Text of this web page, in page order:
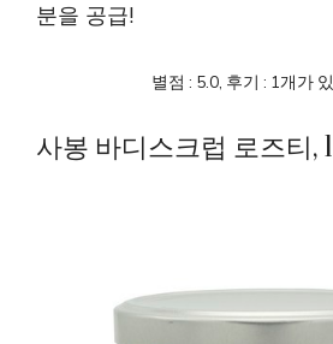
분을 공급!
별점 : 5.0, 후기 : 1개가
사봉 바디스크럽 로즈티,